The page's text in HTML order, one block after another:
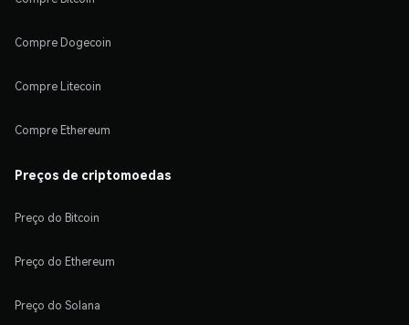
Compre Dogecoin
Compre Litecoin
Compre Ethereum
Preços de criptomoedas
Preço do Bitcoin
Preço do Ethereum
Preço do Solana